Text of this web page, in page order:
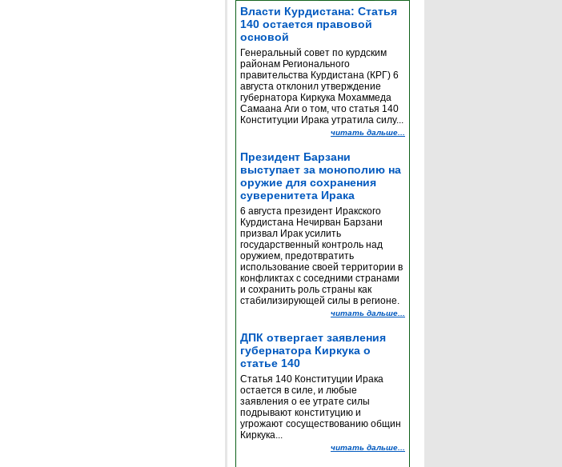
Власти Курдистана: Статья
140 остается правовой
основой
Генеральный совет по курдским
районам Регионального
правительства Курдистана (КРГ) 6
августа отклонил утверждение
губернатора Киркука Мохаммеда
Самаана Аги о том, что статья 140
Конституции Ирака утратила силу...
читать дальше...
Президент Барзани
выступает за монополию на
оружие для сохранения
суверенитета Ирака
6 августа президент Иракского
Курдистана Нечирван Барзани
призвал Ирак усилить
государственный контроль над
оружием, предотвратить
использование своей территории в
конфликтах с соседними странами
и сохранить роль страны как
стабилизирующей силы в регионе.
читать дальше...
ДПК отвергает заявления
губернатора Киркука о
статье 140
Статья 140 Конституции Ирака
остается в силе, и любые
заявления о ее утрате силы
подрывают конституцию и
угрожают сосуществованию общин
Киркука...
читать дальше...